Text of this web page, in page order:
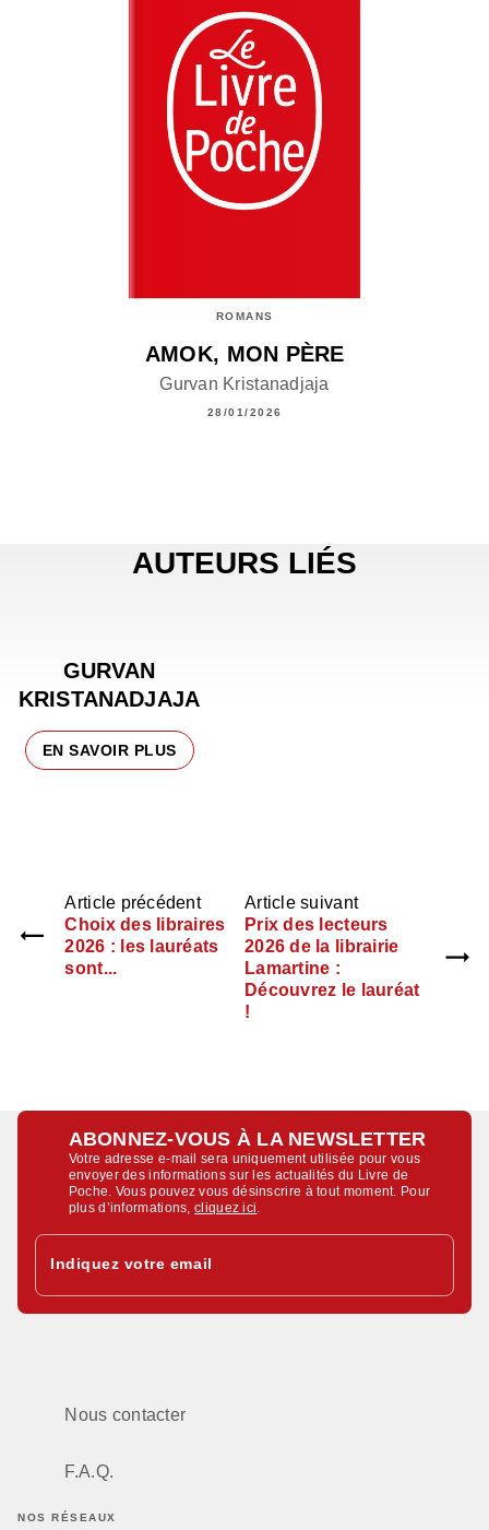
ROMANS
AMOK, MON PÈRE
Gurvan Kristanadjaja
28/01/2026
AUTEURS LIÉS
GURVAN
KRISTANADJAJA
EN SAVOIR PLUS
Article précédent
Choix des libraires
2026 : les lauréats
sont...
Article suivant
Prix des lecteurs
2026 de la librairie
Lamartine :
Découvrez le lauréat
!
ABONNEZ-VOUS À LA NEWSLETTER
Votre adresse e-mail sera uniquement utilisée pour vous
envoyer des informations sur les actualités du Livre de
Poche. Vous pouvez vous désinscrire à tout moment. Pour
plus d’informations,cliquez ici
Indiquez votre email
Nous contacter
F.A.Q.
NOS RÉSEAUX